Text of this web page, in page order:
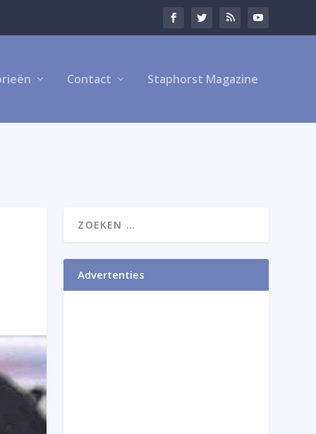
Contact Staphorst Magazine
Advertenties